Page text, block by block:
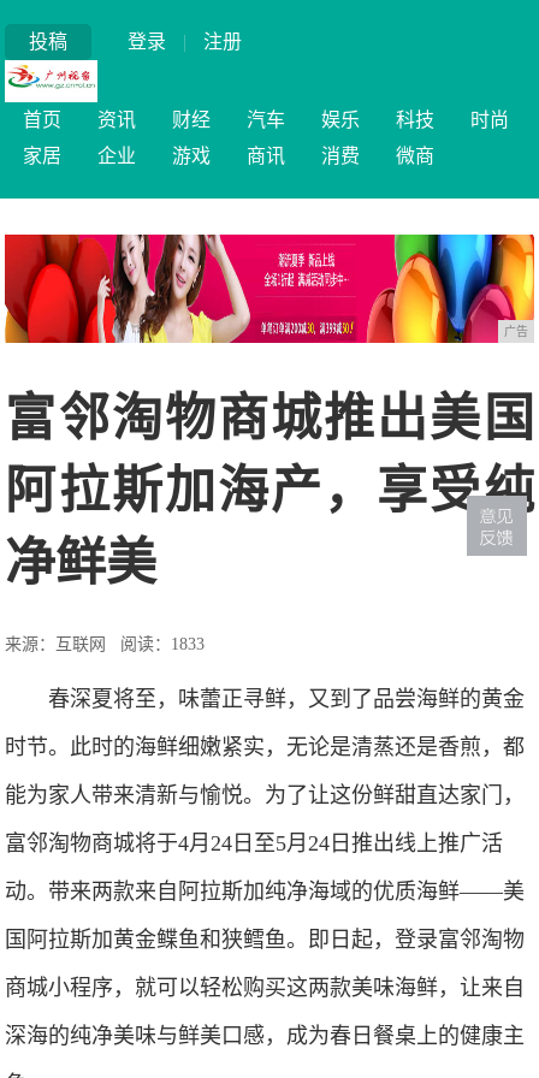
投稿 登录 | 注册
首页 资讯 财经 汽车 娱乐 科技
时尚
家居
企业 游戏 商讯 消费 微商
广告
富邻淘物商城推出美国
阿拉斯加海产，享受纯
净鲜美
来源：互联网 阅读：1833
春深夏将至，味蕾正寻鲜，又到了品尝海鲜的黄金
时节。此时的海鲜细嫩紧实，无论是清蒸还是香煎，都
能为家人带来清新与愉悦。为了让这份鲜甜直达家门，
富邻淘物商城将于4月24日至5月24日推出线上推广活
动。带来两款来自阿拉斯加纯净海域的优质海鲜——美
国阿拉斯加黄金鲽鱼和狭鳕鱼。即日起，登录富邻淘物
商城小程序，就可以轻松购买这两款美味海鲜，让来自
深海的纯净美味与鲜美口感，成为春日餐桌上的健康主